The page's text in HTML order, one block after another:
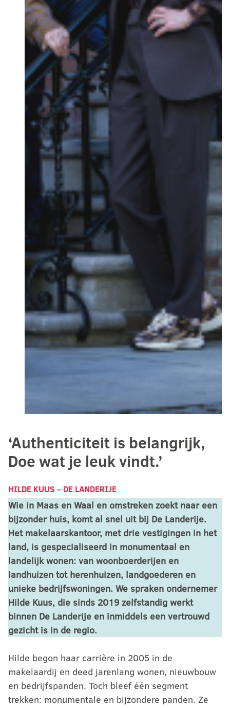
‘Authenticiteit is belangrijk,
Doe wat je leuk vindt.’
HILDE KUUS – DE LANDERIJE
Wie in Maas en Waal en omstreken zoekt naar een
bijzonder huis, komt al snel uit bij De Landerije.
Het makelaarskantoor, met drie vestigingen in het
land, is gespecialiseerd in monumentaal en
landelijk wonen: van woonboerderijen en
landhuizen tot herenhuizen, landgoederen en
unieke bedrijfswoningen. We spraken ondernemer
Hilde Kuus, die sinds 2019 zelfstandig werkt
binnen De Landerije en inmiddels een vertrouwd
gezicht is in de regio.
Hilde begon haar carrière in 2005 in de
makelaardij en deed jarenlang wonen, nieuwbouw
en bedrijfspanden. Toch bleef één segment
trekken: monumentale en bijzondere panden. Ze